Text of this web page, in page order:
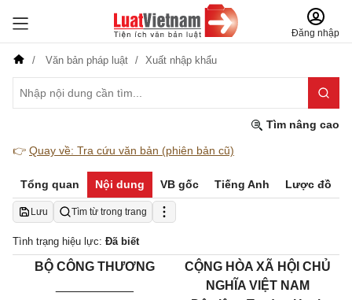
Đăng nhập
Văn bản pháp luật Xuất nhập khẩu
Tìm nâng cao
👉 Quay về: Tra cứu văn bản (phiên bản cũ)
Tổng quan Nội dung VB gốc Tiếng Anh Lược đồ
Lưu Tìm từ trong trang
Tình trạng hiệu lực: Đã biết
BỘ CÔNG THƯƠNG
CỘNG HÒA XÃ HỘI CHỦ
NGHĨA VIỆT NAM